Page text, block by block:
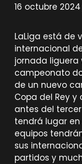
16 octubre 2024
LaLiga está de
internacional
jornada liguera
campeonato
de un nuevo
Copa del Rey
antes del
tendrá lugar en
equipos
sus
partidos y